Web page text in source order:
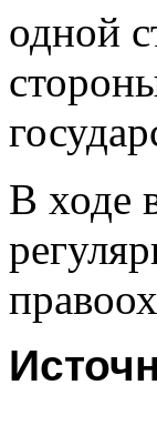
одной
В ходе